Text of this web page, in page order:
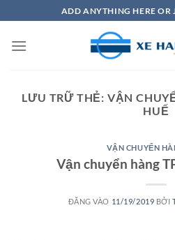
qua
nội
ADD ANYTHING HERE OR
LƯU TRỮ THẺ: VẬN
HUẾ
VẬN CHUYỂN
Vận chuyển hàng
ĐĂNG VÀO 11/19/2019 BỞI